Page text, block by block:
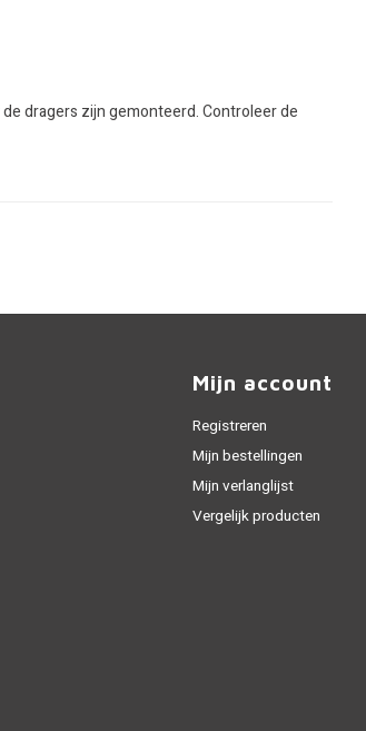
dragers zijn gemonteerd. Controleer de
Mijn account
Registreren
Mijn bestellingen
Mijn verlanglijst
Vergelijk producten